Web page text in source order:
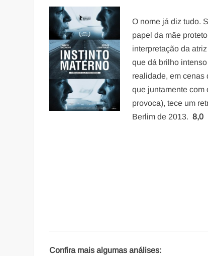
O nome já diz tudo.
papel da mãe
interpretação da
que dá brilho
realidade, em cenas
que juntamente com
provoca), tece um
Berlim de 2013. 8,0
Confira mais algumas análises: